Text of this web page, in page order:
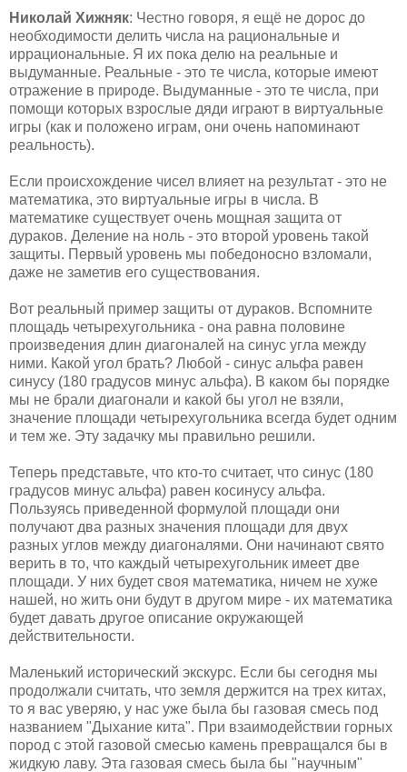
Николай Хижняк: Честно говоря, я ещё не дорос до
необходимости делить числа на рациональные и
иррациональные. Я их пока делю на реальные и
выдуманные. Реальные - это те числа, которые имеют
отражение в природе. Выдуманные - это те числа, при
помощи которых взрослые дяди играют в виртуальные
игры (как и положено играм, они очень напоминают
реальность).
Если происхождение чисел влияет на результат - это не
математика, это виртуальные игры в числа. В
математике существует очень мощная защита от
дураков. Деление на ноль - это второй уровень такой
защиты. Первый уровень мы победоносно взломали,
даже не заметив его существования.
Вот реальный пример защиты от дураков. Вспомните
площадь четырехугольника - она равна половине
произведения длин диагоналей на синус угла между
ними. Какой угол брать? Любой - синус альфа равен
синусу (180 градусов минус альфа). В каком бы порядке
мы не брали диагонали и какой бы угол не взяли,
значение площади четырехугольника всегда будет одним
и тем же. Эту задачку мы правильно решили.
Теперь представьте, что кто-то считает, что синус (180
градусов минус альфа) равен косинусу альфа.
Пользуясь приведенной формулой площади они
получают два разных значения площади для двух
разных углов между диагоналями. Они начинают свято
верить в то, что каждый четырехугольник имеет две
площади. У них будет своя математика, ничем не хуже
нашей, но жить они будут в другом мире - их математика
будет давать другое описание окружающей
действительности.
Маленький исторический экскурс. Если бы сегодня мы
продолжали считать, что земля держится на трех китах,
то я вас уверяю, у нас уже была бы газовая смесь под
названием "Дыхание кита". При взаимодействии горных
пород с этой газовой смесью камень превращался бы в
жидкую лаву. Эта газовая смесь была бы "научным"